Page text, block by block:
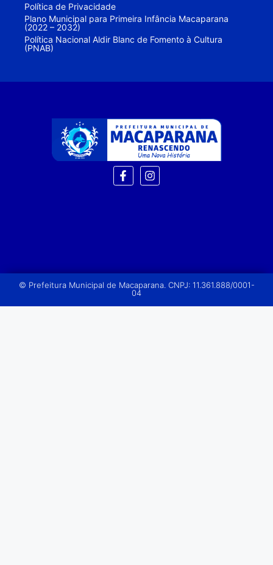
Política de Privacidade
Plano Municipal para Primeira Infância Macaparana
(2022 – 2032)
Política Nacional Aldir Blanc de Fomento à Cultura
(PNAB)
© Prefeitura Municipal de Macaparana. CNPJ: 11.361.888/0001-
04